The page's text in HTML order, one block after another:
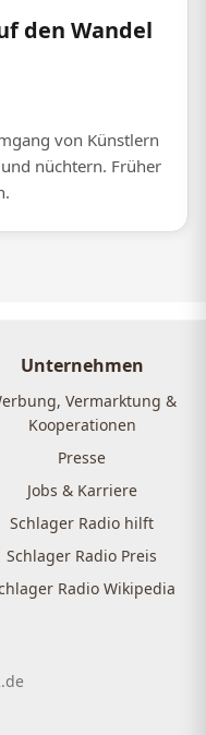
den Wandel
von Künstlern
nüchtern. Früher
Unternehmen
Vermarktung &
Kooperationen
Presse
Jobs & Karriere
Schlager Radio hilft
Schlager Radio Preis
Radio Wikipedia